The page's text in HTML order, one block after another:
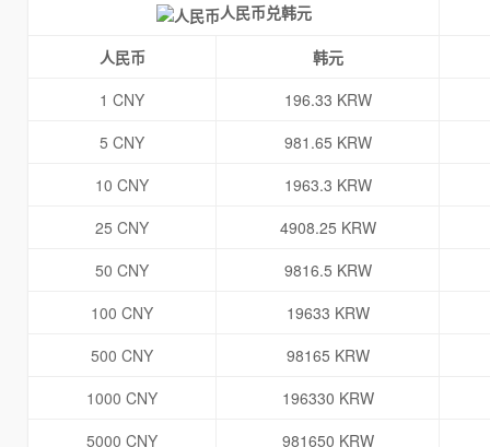
人民币兑韩元
人民币
韩元
1 CNY
196.33 KRW
5 CNY
981.65 KRW
10 CNY
1963.3 KRW
25 CNY
4908.25 KRW
50 CNY
9816.5 KRW
100 CNY
19633 KRW
500 CNY
98165 KRW
1000 CNY
196330 KRW
5000 CNY
981650 KRW